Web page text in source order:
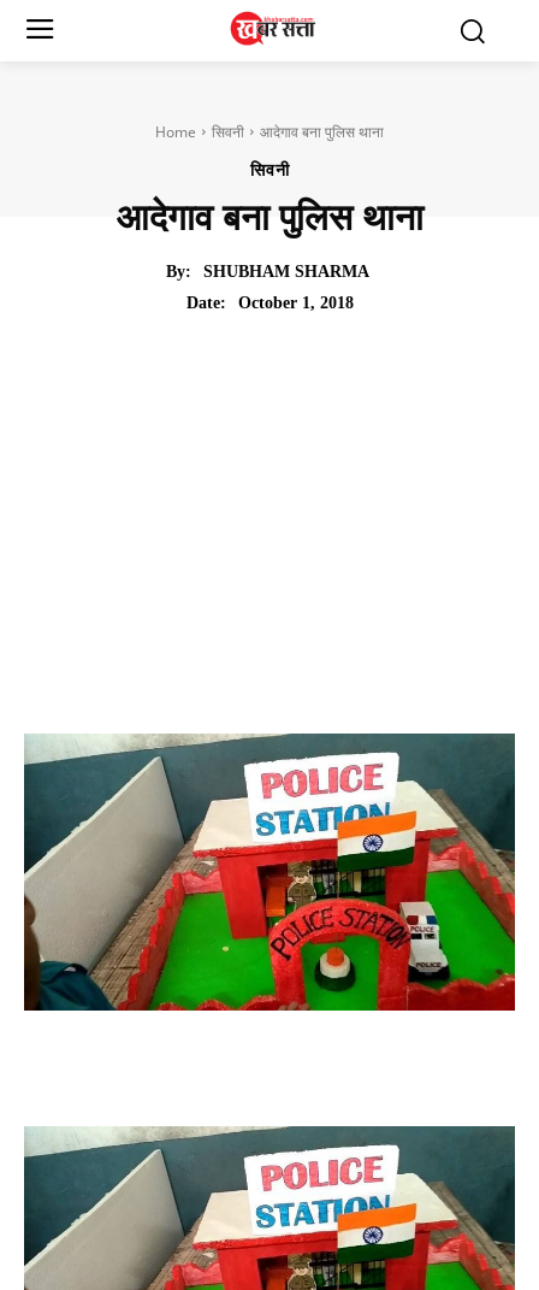
Home सिवनी आदेगाव बना पुलिस थाना
सिवनी
आदेगाव बना पुलिस थाना
By:
SHUBHAM SHARMA
Date:
October 1, 2018